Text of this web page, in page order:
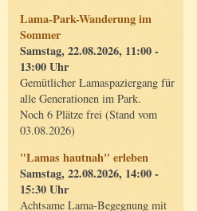
Lama-Park-Wanderung im
Sommer
Samstag, 22.08.2026, 11:00 -
13:00 Uhr
Gemütlicher Lamaspaziergang für
alle Generationen im Park.
Noch 6 Plätze frei (Stand vom
03.08.2026)
"Lamas hautnah" erleben
Samstag, 22.08.2026, 14:00 -
15:30 Uhr
Achtsame Lama-Begegnung mit